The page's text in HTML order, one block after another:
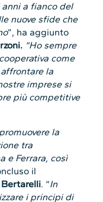
a fianco del
nuove sfide che
”, ha aggiunto
“Ho sempre
come
la
imprese si
più competitive
la
tra
e Ferrara, così
il
. “In
i principi di